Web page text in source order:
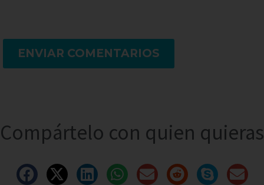
ENVIAR COMENTARIOS
Compártelo con quien quieras